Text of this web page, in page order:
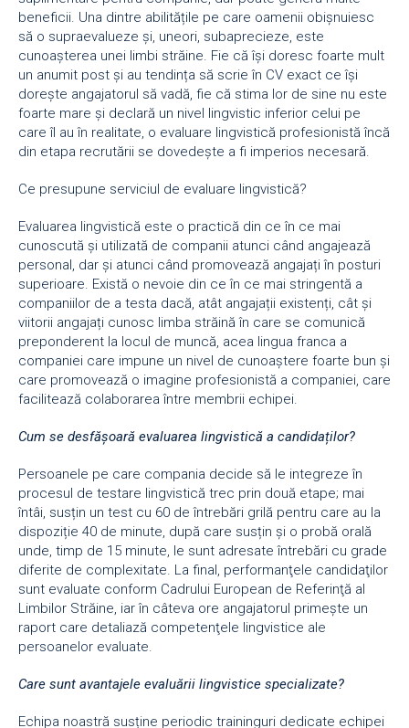
beneficii. Una dintre abilitățile pe care oamenii obișnuiesc
să o supraevalueze și, uneori, subaprecieze, este
cunoașterea unei limbi străine. Fie că își doresc foarte mult
un anumit post și au tendința să scrie în CV exact ce își
dorește angajatorul să vadă, fie că stima lor de sine nu este
foarte mare și declară un nivel lingvistic inferior celui pe
care îl au în realitate, o evaluare lingvistică profesionistă încă
din etapa recrutării se dovedește a fi imperios necesară.
Ce presupune serviciul de evaluare lingvistică?
Evaluarea lingvistică este o practică din ce în ce mai
cunoscută și utilizată de companii atunci când angajează
personal, dar și atunci când promovează angajați în posturi
superioare. Există o nevoie din ce în ce mai stringentă a
companiilor de a testa dacă, atât angajații existenți, cât și
viitorii angajați cunosc limba străină în care se comunică
preponderent la locul de muncă, acea lingua franca a
companiei care impune un nivel de cunoaștere foarte bun și
care promovează o imagine profesionistă a companiei, care
facilitează colaborarea între membrii echipei.
Cum se desfășoară evaluarea lingvistică a candidaților?
Persoanele pe care compania decide să le integreze în
procesul de testare lingvistică trec prin două etape; mai
întâi, susțin un test cu 60 de întrebări grilă pentru care au la
dispoziție 40 de minute, după care susțin și o probă orală
unde, timp de 15 minute, le sunt adresate întrebări cu grade
diferite de complexitate. La final, performanţele candidaţilor
sunt evaluate conform Cadrului European de Referinţă al
Limbilor Străine, iar în câteva ore angajatorul primeşte un
raport care detaliază competenţele lingvistice ale
persoanelor evaluate.
Care sunt avantajele evaluării lingvistice specializate?
Echipa noastră susține periodic traininguri dedicate echipei